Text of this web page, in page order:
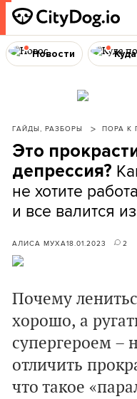
Новости
ГАЙДЫ, РАЗБОРЫ ПОРА К
Это
депрессия?
не хотите
и все валится
АЛИСА МУХА18.01.2023 2
Почему
хорошо, а
супергероем –
отличить
что такое